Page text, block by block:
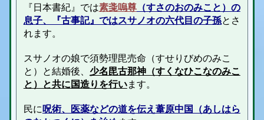
『日本書紀』では素戔嗚尊（すさのおのみこと）の
息子、『古事記』ではスサノオの六代目の子孫とさ
れます。
スサノオの娘で須勢理毘売命（すせりびめのみこ
と）と結婚後、 少名毘古那神（すくなひこなのみこ
と）と共に国造りを行います。
民に呪術、医薬などの道を伝え葦原中国（あしはら